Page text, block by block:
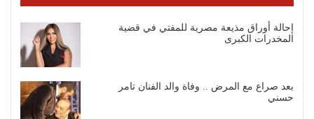
إحالة أوراق مذيعة مصرية للمفتي في قضية
المخدرات الكبرى
بعد صراع مع المرض .. وفاة والد الفنان تامر
حسني